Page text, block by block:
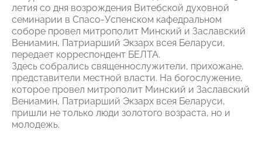
летия со дня возрождения Витебской духовной
семинарии в Спасо-Успенском кафедральном
соборе провел митрополит Минский и Заславский
Вениамин, Патриарший Экзарх всея Беларуси,
передает корреспондент БЕЛТА.
Здесь собрались священнослужители, прихожане,
представители местной власти. На богослужение,
которое провел митрополит Минский и Заславский
Вениамин, Патриарший Экзарх всея Беларуси,
пришли не только люди золотого возраста, но и
молодежь.